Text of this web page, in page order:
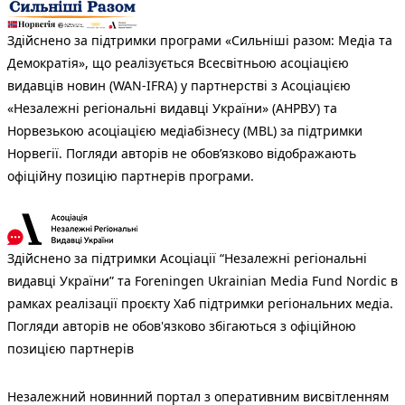
Здійснено за підтримки програми «Сильніші разом: Медіа та
Демократія», що реалізується Всесвітньою асоціацією
видавців новин (WAN-IFRA) у партнерстві з Асоціацією
«Незалежні регіональні видавці України» (АНРВУ) та
Норвезькою асоціацією медіабізнесу (MBL) за підтримки
Норвегії. Погляди авторів не обов’язково відображають
офіційну позицію партнерів програми.
Здійснено за підтримки Асоціації “Незалежні регіональні
видавці України” та Foreningen Ukrainian Media Fund Nordic в
рамках реалізації проєкту Хаб підтримки регіональних медіа.
Погляди авторів не обов'язково збігаються з офіційною
позицією партнерів
Незалежний новинний портал з оперативним висвітленням